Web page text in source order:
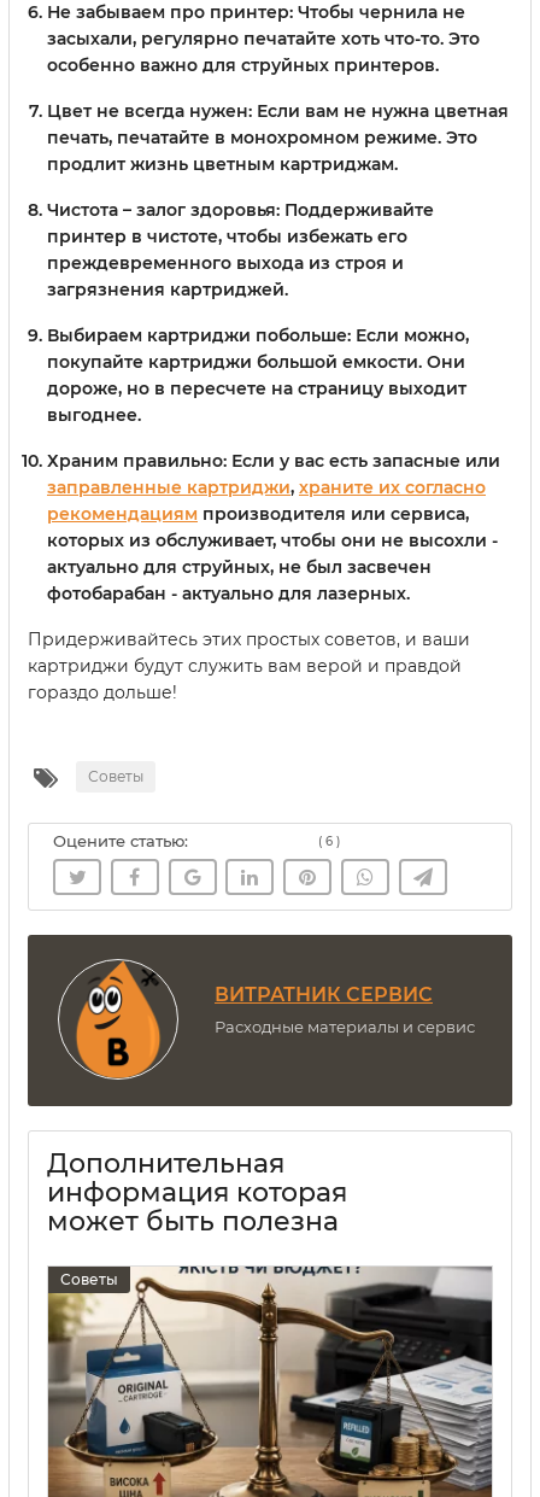
Не забываем про принтер: Чтобы чернила не
засыхали, регулярно печатайте хоть что-то. Это
особенно важно для струйных принтеров.
Цвет не всегда нужен: Если вам не нужна цветная
печать, печатайте в монохромном режиме. Это
продлит жизнь цветным картриджам.
Чистота – залог здоровья: Поддерживайте
принтер в чистоте, чтобы избежать его
преждевременного выхода из строя и
загрязнения картриджей.
Выбираем картриджи побольше: Если можно,
покупайте картриджи большой емкости. Они
дороже, но в пересчете на страницу выходит
выгоднее.
Храним правильно: Если у вас есть запасные или
заправленные картриджи, храните их согласно
рекомендациям производителя или сервиса,
которых из обслуживает, чтобы они не высохли -
актуально для струйных, не был засвечен
фотобарабан - актуально для лазерных.
Придерживайтесь этих простых советов, и ваши
картриджи будут служить вам верой и правдой
гораздо дольше!
Советы
Оцените статью: ( 6 )
ВИТРАТНИК СЕРВИС
Расходные материалы и сервис
Дополнительная
информация которая
может быть полезна
Советы